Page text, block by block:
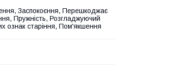
Заспокоєння, Перешкоджає
Пружність, Розгладжуючий
ознак старіння, Пом'якшення